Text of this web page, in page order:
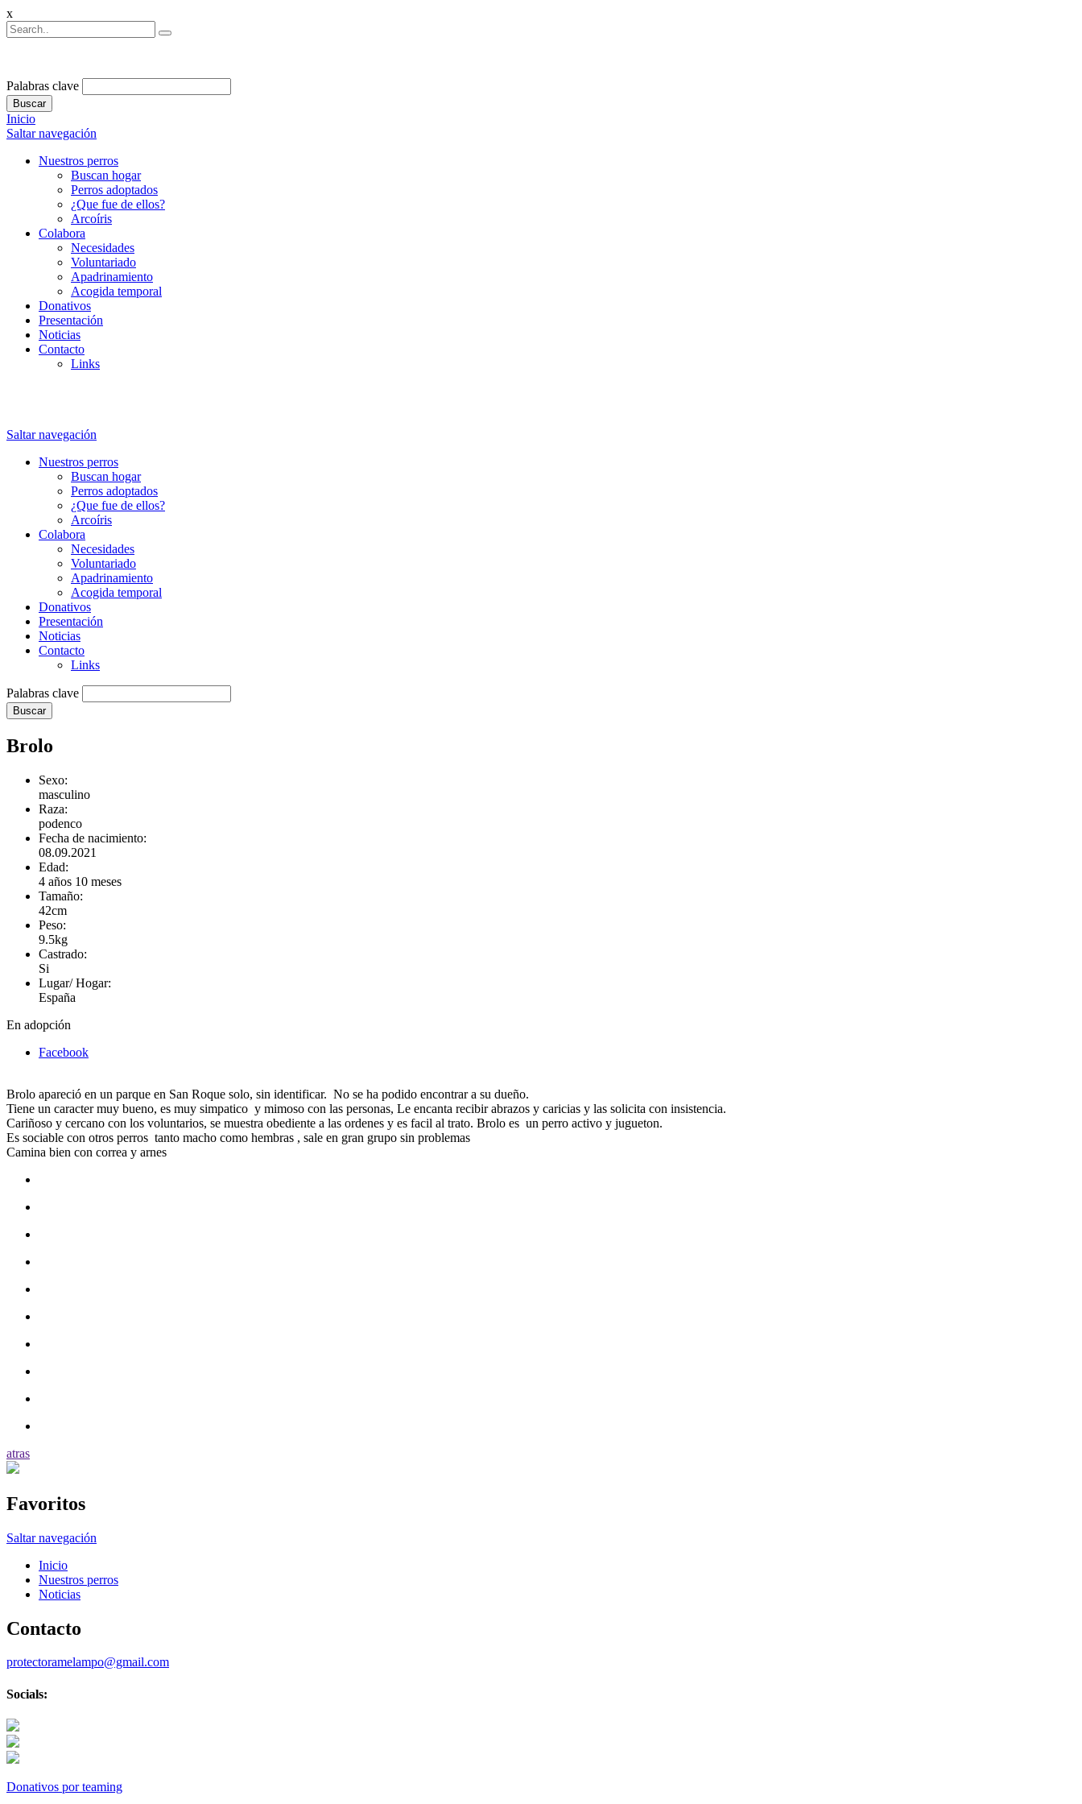
x
Palabras clave
Buscar
Inicio
Saltar navegación
Nuestros perros
Buscan hogar
Perros adoptados
¿Que fue de ellos?
Arcoíris
Colabora
Necesidades
Voluntariado
Apadrinamiento
Acogida temporal
Donativos
Presentación
Noticias
Contacto
Links
Saltar navegación
Nuestros perros
Buscan hogar
Perros adoptados
¿Que fue de ellos?
Arcoíris
Colabora
Necesidades
Voluntariado
Apadrinamiento
Acogida temporal
Donativos
Presentación
Noticias
Contacto
Links
Palabras clave
Buscar
Brolo
Sexo:
masculino
Raza:
podenco
Fecha de nacimiento:
08.09.2021
Edad:
4 años 10 meses
Tamaño:
42cm
Peso:
9.5kg
Castrado:
Si
Lugar/ Hogar:
España
En adopción
Facebook
Brolo apareció en un parque en San Roque solo, sin identificar. No se ha podido encontrar a su dueño.
Tiene un caracter muy bueno, es muy simpatico y mimoso con las personas, Le encanta recibir abrazos y caricias y las solicita con insistencia.
Cariñoso y cercano con los voluntarios, se muestra obediente a las ordenes y es facil al trato. Brolo es un perro activo y jugueton.
Es sociable con otros perros tanto macho como hembras , sale en gran grupo sin problemas
Camina bien con correa y arnes
atras
Favoritos
Saltar navegación
Inicio
Nuestros perros
Noticias
Contacto
protectoramelampo@gmail.com
Socials:
Donativos por teaming